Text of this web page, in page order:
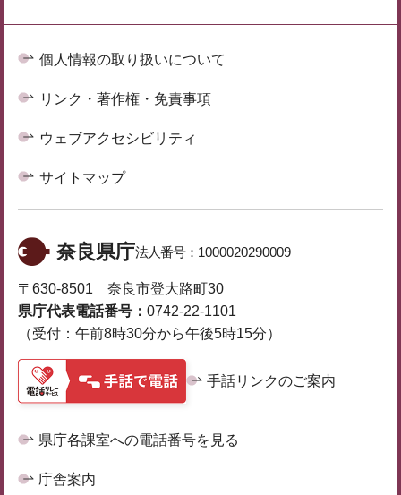
個人情報の取り扱いについて
リンク・著作権・免責事項
ウェブアクセシビリティ
サイトマップ
奈良県庁法人番号： 1000020290009
〒630-8501 奈良市登大路町30
県庁代表電話番号： 0742-22-1101
（受付：午前8時30分から午後5時15分）
手話リンクのご案内
県庁各課室への電話番号を見る
庁舎案内